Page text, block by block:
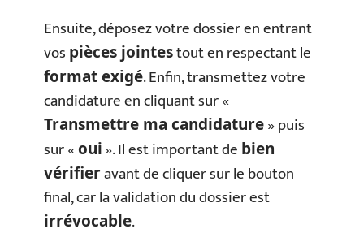
Ensuite, déposez votre dossier en entrant
vos pièces jointestout en respectant le
format exigé. Enfin, transmettez votre
candidature en cliquant sur «
Transmettre ma candidature» puis
sur «oui». Il est important de bien
vérifieravant de cliquer sur le bouton
final, car la validation du dossier est
irrévocable.